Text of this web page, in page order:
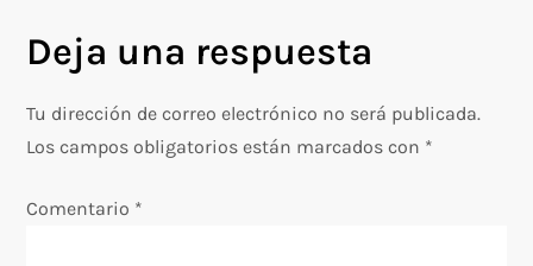
g
a
Deja una respuesta
Tu dirección de correo electrónico no será publicada.
Los campos obligatorios están marcados con *
Comentario *